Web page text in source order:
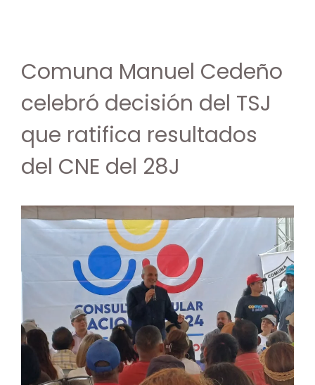
Comuna Manuel Cedeño
celebró decisión del TSJ
que ratifica resultados
del CNE del 28J